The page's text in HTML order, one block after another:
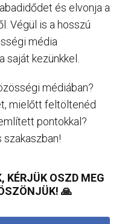
és elvonja a
Végül is a hosszú
média
kezünkkel.
médiában?
mielőtt feltöltenéd
pontokkal?
szakaszban!
OSZD MEG
🙏